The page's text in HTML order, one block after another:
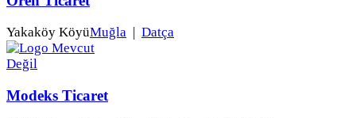
Yakaköy KöyüMuğla | Datça
Modeks Ticaret